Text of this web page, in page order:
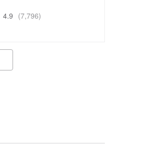
4.9 (7,796)